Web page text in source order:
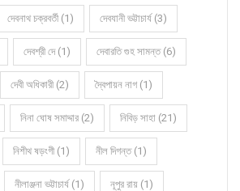
দেবনাথ চক্রবর্তী (1) দেবযানী ভট্টাচার্য (3)
দেবশ্রী দে (1) দেবারতি গুহ সামন্ত (6)
দেবী অধিকারী (2) দ্বৈপায়ন নাগ (1)
নিনা ঘোষ সমাদ্দার (2) নিবিড় সাহা (21)
নিশীথ ষড়ংগী (1) নীল দিগন্ত (1)
নীলাঞ্জনা ভট্টাচার্য (1) নূপুর রায় (1)